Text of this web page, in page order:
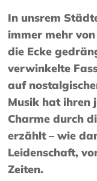
In unsrem
immer mehr
die Ecke
verwinkelte
auf
Musik hat ihren
Charme durch
erzählt – wie
Leidenschaft,
Zeiten.